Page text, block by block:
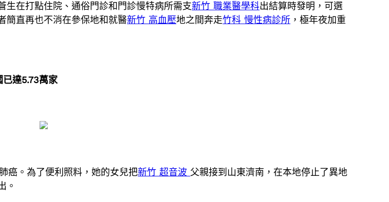
生在打點住院、通俗門診和門診慢特病所需支新竹 職業醫學科出結算時發明，可選
簡直再也不消在參保地和就醫新竹 高血壓地之間奔走竹科 慢性病診所 ，極年夜加重
達5.73萬家
癌。為了便利照料，她的女兒把新竹 超音波 父親接到山東濟南，在本地停止了異地
。